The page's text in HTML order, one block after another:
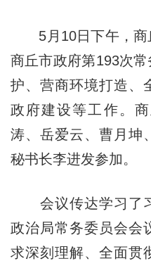
5月10日下午，商
商丘市政府第193次
护、营商环境打造、
政府建设等工作。
涛、岳爱云、曹月坤
秘书长李进发参加。
会议传达学习了习
政治局常务委员会会
求深刻理解、全面贯